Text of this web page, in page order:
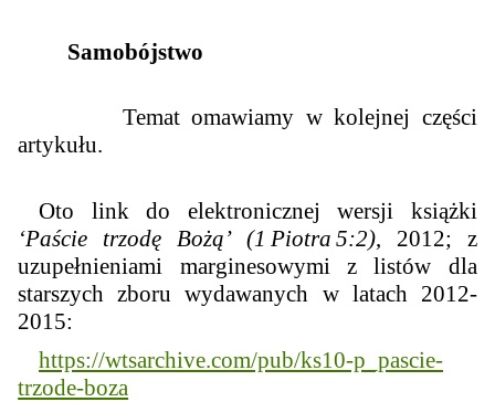
Samobójstwo
Temat omawiamy w kolejnej części
artykułu.
Oto link do elektronicznej wersji książki
‘Paście trzodę Bożą’ (1 Piotra 5:2), 2012; z
uzupełnieniami marginesowymi z listów dla
starszych zboru wydawanych w latach 2012-
2015:
https://wtsarchive.com/pub/ks10-p_pascie-
trzode-boza